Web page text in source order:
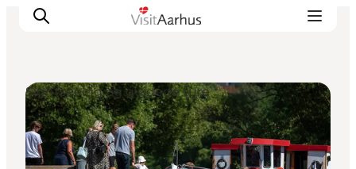
Oplevelser
Kalender
Sightseeing og guidede ture